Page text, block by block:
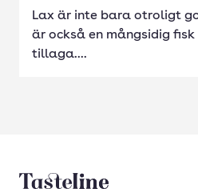
Lax är inte bara otroligt
är också en mångsidig
tillaga....
Tasteline startsida